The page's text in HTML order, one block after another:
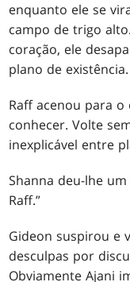
enquanto ele se
campo de trigo
coração, ele
plano de existência.
Raff acenou para o
conhecer. Volte
inexplicável entre
Shanna deu-lhe
Raff.”
Gideon suspirou e
desculpas por
Obviamente Ajani